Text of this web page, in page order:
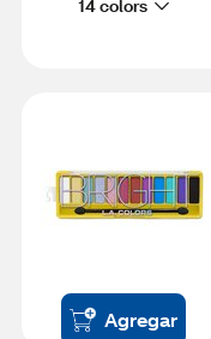
14 colors
Agregar